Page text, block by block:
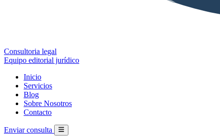
Consultoria legal
Equipo editorial jurídico
Inicio
Servicios
Blog
Sobre Nosotros
Contacto
Enviar consulta